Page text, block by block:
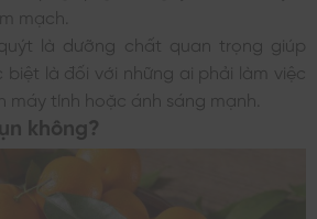
mạch.
là dưỡng chất quan trọng giúp
là đối với những ai phải làm việc
máy tính hoặc ánh sáng mạnh.
không?